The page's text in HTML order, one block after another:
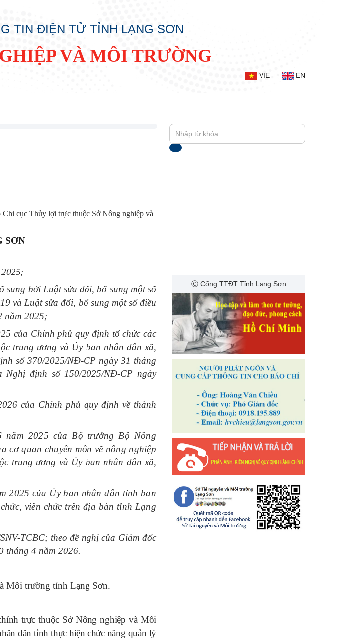
TIN ĐIỆN TỬ TỈNH LẠNG SƠN
VÀ MÔI TRƯỜNG
VIE EN
4)
cục Thủy lợi trực thuộc Sở Nông nghiệp và
SƠN
sung bởi Luật sửa đổi, bổ sung một số
và Luật sửa đổi, bổ sung một số điều
năm 2025;
của Chính phủ quy định tổ chức các
trung ương và Ủy ban nhân dân xã,
số 370/2025/NĐ-CP ngày 31 tháng
định số 150/2025/NĐ-CP ngày
của Chính phủ quy định về thành
năm 2025 của Bộ trưởng Bộ Nông
cơ quan chuyên môn về nông nghiệp
trung ương và Ủy ban nhân dân xã,
2025 của Ủy ban nhân dân tỉnh ban
viên chức trên địa bàn tỉnh Lạng
TCBC; theo đề nghị của Giám đốc
tháng 4 năm 2026.
Môi trường tỉnh Lạng Sơn.
trực thuộc Sở Nông nghiệp và Môi
dân tỉnh thực hiện chức năng quản lý
Ⓒ Cổng TTĐT Tỉnh Lạng Sơn